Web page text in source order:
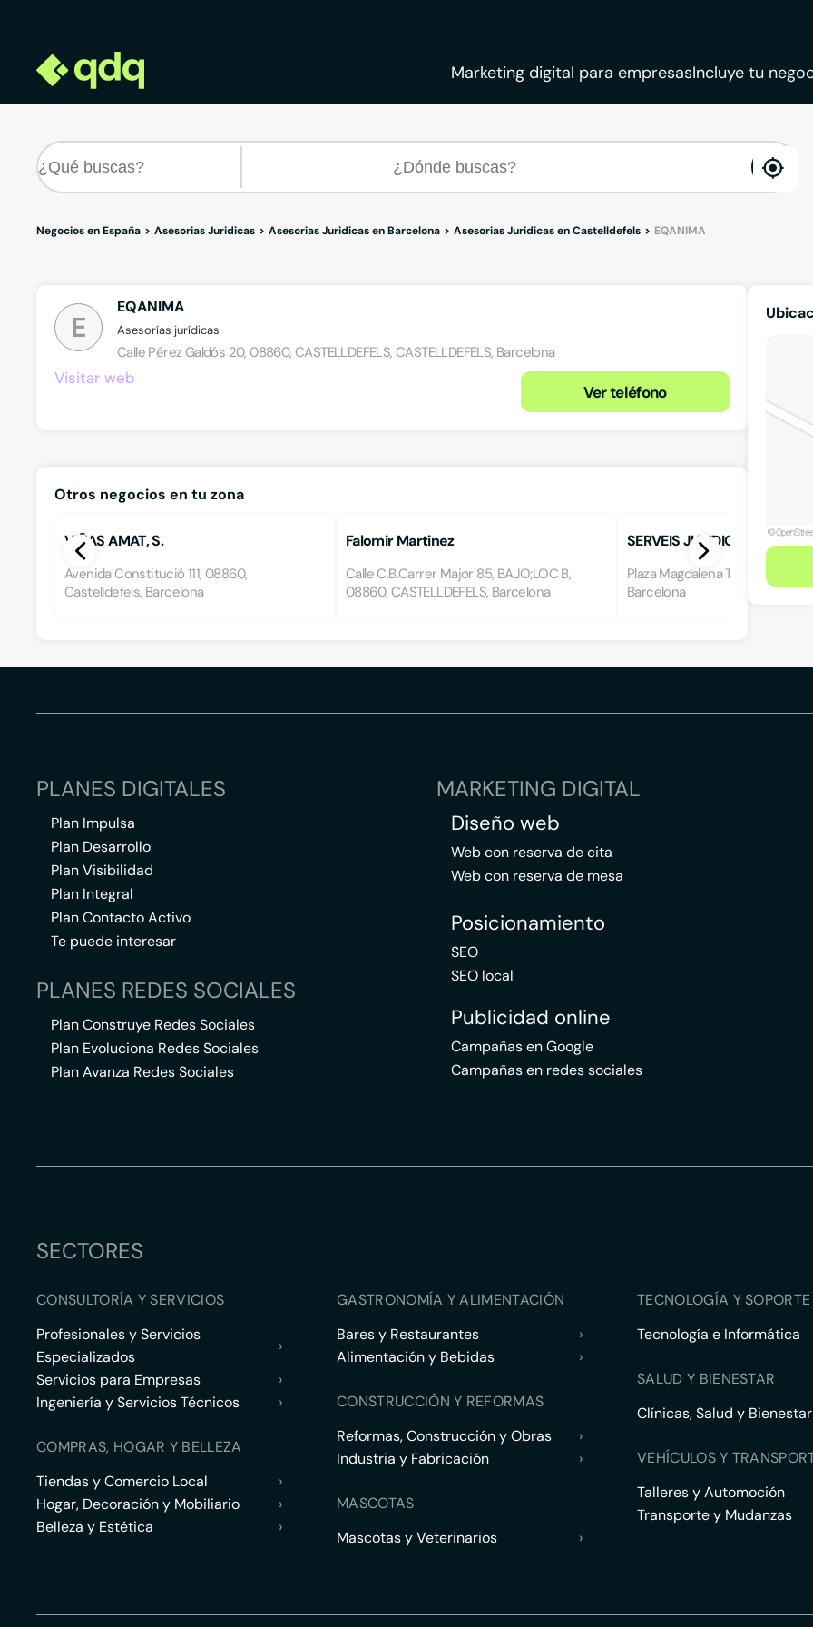
Marketing digital para empresasIncluye tu
Negocios en España Asesorias Juridicas Asesorias Juridicas en Barcelona Asesorias Juridicas en Castelldefels EQANIMA
E
EQANIMA
Asesorías jurídicas
Calle Pérez Galdós 20, 08860, CASTELLDEFELS, CASTELLDEFELS, Barcelona
Visitar web
Ver teléfono
Otros negocios en tu zona
VIÑAS AMAT, S.
Avenida Constitució 111, 08860,
Castelldefels, Barcelona
Falomir Martinez
Calle C.B.Carrer Major 85, BAJO;LOC B,
08860, CASTELLDEFELS, Barcelona
SERVEIS JURIDICS DEL BAIX
Plaza Magdalena Trias 7, 08850,
Barcelona
PLANES DIGITALES
Plan Impulsa
Plan Desarrollo
Plan Visibilidad
Plan Integral
Plan Contacto Activo
Te puede interesar
PLANES REDES SOCIALES
Plan Construye Redes Sociales
Plan Evoluciona Redes Sociales
Plan Avanza Redes Sociales
MARKETING DIGITAL
Diseño web
Web con reserva de cita
Web con reserva de mesa
Posicionamiento
SEO
SEO local
Publicidad online
Campañas en Google
Campañas en redes sociales
SECTORES
CONSULTORÍA Y SERVICIOS
Profesionales y Servicios
Especializados
›
Servicios para Empresas
›
Ingeniería y Servicios Técnicos
›
COMPRAS, HOGAR Y BELLEZA
Tiendas y Comercio Local
›
Hogar, Decoración y Mobiliario
›
Belleza y Estética
›
GASTRONOMÍA Y ALIMENTACIÓN
Bares y Restaurantes
›
Alimentación y Bebidas
›
CONSTRUCCIÓN Y REFORMAS
Reformas, Construcción y Obras
›
Industria y Fabricación
›
MASCOTAS
Mascotas y Veterinarios
›
TECNOLOGÍA Y
Tecnología e Informática
SALUD Y BIENESTAR
Clínicas, Salud y Bienestar
VEHÍCULOS Y
Talleres y Automoción
Transporte y Mudanzas